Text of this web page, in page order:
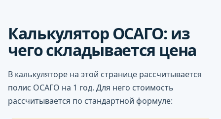
Калькулятор ОСАГО: из
чего складывается цена
В калькуляторе на этой странице рассчитывается
полис ОСАГО на 1 год. Для него стоимость
рассчитывается по стандартной формуле: